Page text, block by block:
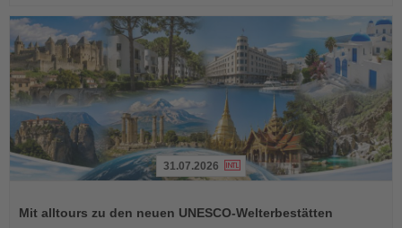
die
31.07.2026
Mit alltours zu den neuen UNESCO-Welterbestätten